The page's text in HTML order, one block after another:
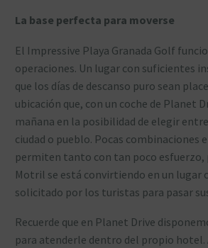
La base perfecta para moverse
El Impressive Playa Granada Golf
operaciones. Un lugar con suficientes
que los días de descanso puro sean
ubicación que, con un coche de Planet
mañana en la posibilidad de elegir
ciudad o pueblo. Pocas combinaciones
permiten tanto con tan poco esfuerzo,
Motril se está convirtiendo en un lugar
solicitado por los turistas para pasar
Recuerde que en Planet Drive
para atenderle dentro del propio hotel.